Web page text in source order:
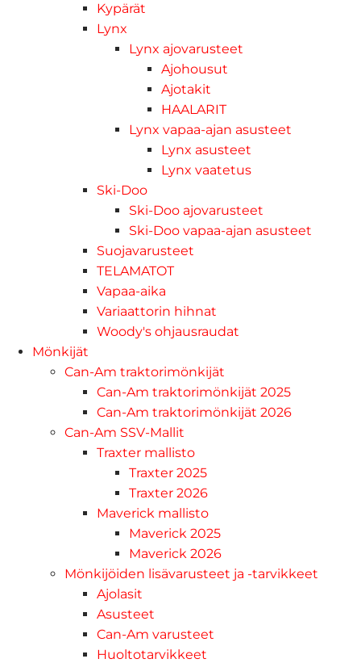
Kypärät
Lynx
Lynx ajovarusteet
Ajohousut
Ajotakit
HAALARIT
Lynx vapaa-ajan asusteet
Lynx asusteet
Lynx vaatetus
Ski-Doo
Ski-Doo ajovarusteet
Ski-Doo vapaa-ajan asusteet
Suojavarusteet
TELAMATOT
Vapaa-aika
Variaattorin hihnat
Woody's ohjausraudat
Mönkijät
Can-Am traktorimönkijät
Can-Am traktorimönkijät 2025
Can-Am traktorimönkijät 2026
Can-Am SSV-Mallit
Traxter mallisto
Traxter 2025
Traxter 2026
Maverick mallisto
Maverick 2025
Maverick 2026
Mönkijöiden lisävarusteet ja -tarvikkeet
Ajolasit
Asusteet
Can-Am varusteet
Huoltotarvikkeet